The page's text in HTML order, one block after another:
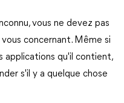
vous ne devez pas
concernant. Même si
applications qu'il contient,
s'il y a quelque chose